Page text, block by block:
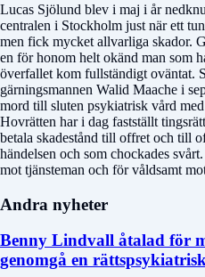
Lucas Sjölund blev i maj i år
centralen i Stockholm just när ett
men fick mycket allvarliga skador.
en för honom helt okänd man som
överfallet kom fullständigt oväntat.
gärningsmannen Walid Maache i
mord till sluten psykiatrisk vård
Hovrätten har i dag fastställt
betala skadestånd till offret och till
händelsen och som chockades
mot tjänsteman och för våldsamt
Andra nyheter
Benny Lindvall åtalad för
genomgå en